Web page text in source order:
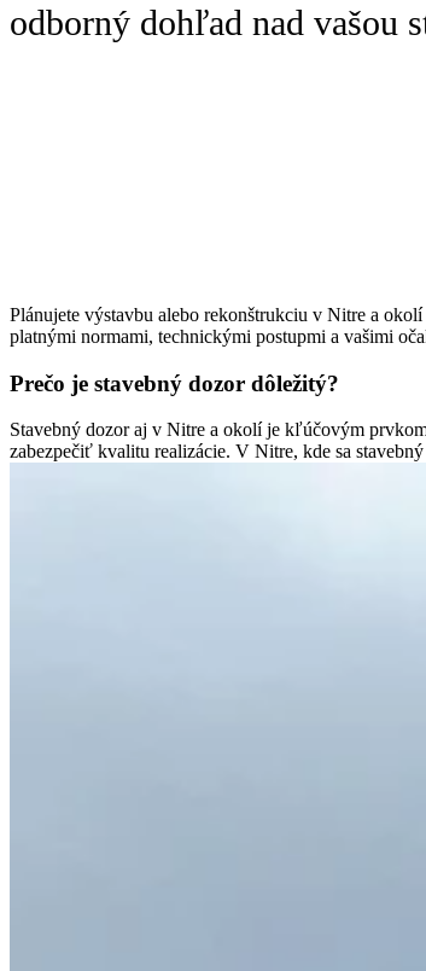
odborný dohľad nad vašou
Plánujete výstavbu alebo rekonštrukciu v Nitre a
platnými normami, technickými postupmi a vašimi
Prečo je stavebný dozor dôležitý?
Stavebný dozor aj v Nitre a okolí je kľúčovým
zabezpečiť kvalitu realizácie. V Nitre, kde sa